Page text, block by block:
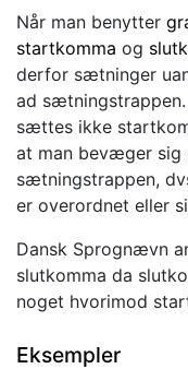
Når man benytter
startkomma og
derfor sætninger
ad
sættes ikke
at man bevæger sig
sætningstrappen,
er overordnet eller
Dansk Sprognævn
slutkomma da
noget hvorimod
Eksempler